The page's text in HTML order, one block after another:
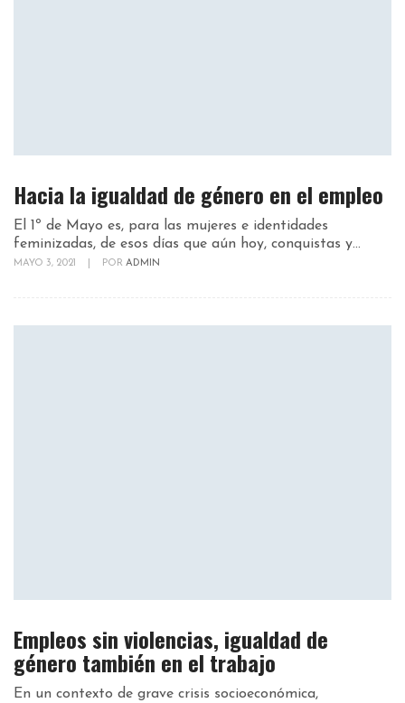
Hacia la igualdad de género en el empleo
El 1º de Mayo es, para las mujeres e identidades
feminizadas, de esos días que aún hoy, conquistas y...
MAYO 3, 2021 POR ADMIN
Empleos sin violencias, igualdad de
género también en el trabajo
En un contexto de grave crisis socioeconómica,